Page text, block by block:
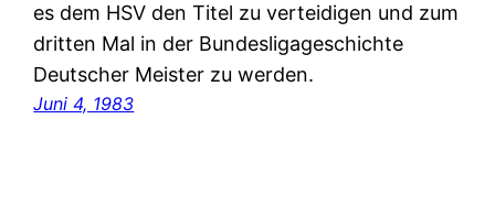
es dem HSV den Titel zu verteidigen und zum
dritten Mal in der Bundesligageschichte
Deutscher Meister zu werden.
Juni 4, 1983